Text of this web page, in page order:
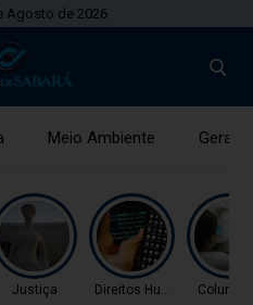
Agosto de 2026
Meio Ambiente Gerais
Justiça Direitos HumanosColuna